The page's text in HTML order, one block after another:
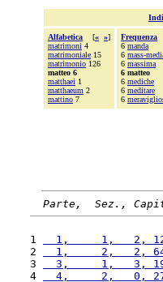
Alfabetica [« »]
matrimoni 4
matrimoniale 15
matrimonio 126
matteo 6
matthaei 1
matthaeum 2
mattino 7
Frequenza
6 manda
6 mass-
6 massima
6 matteo
6 mediche
6 meditare
6
Parte,  Sez.,
1
1,     1,   2,
2
1,     2,   2,
3
3,     1,   3,
4
4,     2,   0,